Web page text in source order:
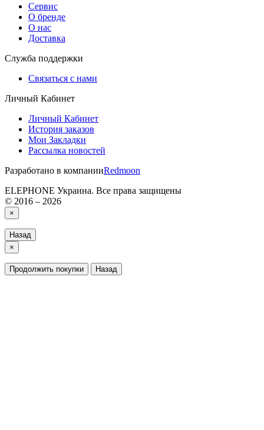
Сервис
О бренде
О нас
Доставка
Служба поддержки
Связаться с нами
Личный Кабинет
Личный Кабинет
История заказов
Мои Закладки
Рассылка новостей
Разработано в компанииRedmoon
ELEPHONE Украина. Все права защищены
© 2016 – 2026
×
Назад
×
Продолжить покупки Назад